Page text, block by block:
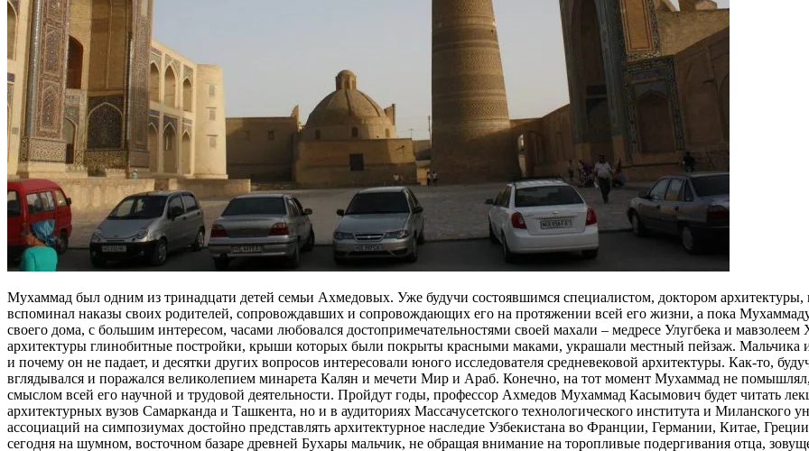
Мухаммад был одним из тринадцати детей семьи Ахмедовых. Уже будучи состоявшимся специалистом, доктором
вспоминал наказы своих родителей, сопровождавших и сопровождающих его на протяжении всей его жизни, а пока
своего дома, с большим интересом, часами любовался достопримечательностями своей махали – медресе Улугбека и
архитектуры глинобитные постройки, крыши которых были покрыты красными маками, украшали местный пейзаж. Мальчика
и почему он не падает, и десятки других вопросов интересовали юного исследователя средневековой архитектуры. Как-то,
вглядывался и поражался великолепием минарета Калян и мечети Мир и Араб. Конечно, на тот момент Мухаммад не помышлял,
смыслом всей его научной и трудовой деятельности. Пройдут годы, профессор Ахмедов Мухаммад Касымович будет читать
архитектурных вузов Самарканда и Ташкента, но и в аудиториях Массачусетского технологического института и
ассоциаций на симпозиумах достойно представлять архитектурное наследие Узбекистана во Франции, Германии, Китае,
сегодня на шумном, восточном базаре древней Бухары мальчик, не обращая внимание на торопливые подергивания отца,